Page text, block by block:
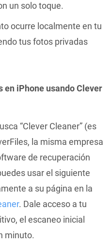
un solo toque.
ocurre localmente en tu
tus fotos privadas
iPhone usando Clever
“Clever Cleaner” (es
la misma empresa
de recuperación
usar el siguiente
a su página en la
. Dale acceso a tu
el escaneo inicial
minuto.